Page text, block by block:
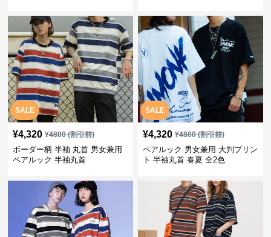
SALE
¥4,320 ¥4800(割引前)
ボーダー柄 半袖 丸首 男女兼用
ペアルック 半袖丸首
SALE
¥4,320 ¥4800(割引前)
ペアルック 男女兼用 大判プリン
ト 半袖丸首 春夏 全2色